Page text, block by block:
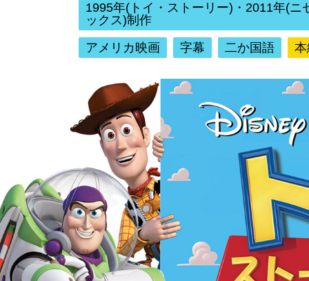
1995年(トイ・ストーリー)・2011年(ニ
ックス)制作
アメリカ映画
字幕 二か国語